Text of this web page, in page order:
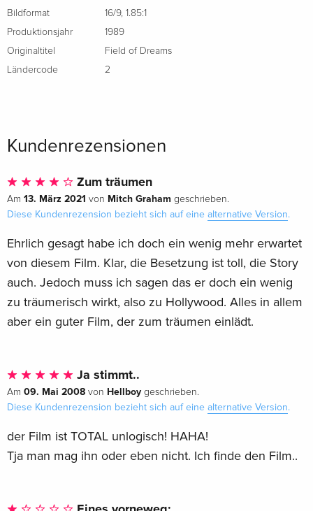
Bildformat
16/9, 1.85:1
Produktionsjahr
1989
Originaltitel
Field of Dreams
Ländercode
2
Kundenrezensionen
Zum träumen
Am 13. März 2021 von Mitch Graham geschrieben.
Diese Kundenrezension bezieht sich auf eine alternative Version.
Ehrlich gesagt habe ich doch ein wenig mehr erwartet
von diesem Film. Klar, die Besetzung ist toll, die Story
auch. Jedoch muss ich sagen das er doch ein wenig
zu träumerisch wirkt, also zu Hollywood. Alles in allem
aber ein guter Film, der zum träumen einlädt.
Ja stimmt..
Am 09. Mai 2008 von Hellboy geschrieben.
Diese Kundenrezension bezieht sich auf eine alternative Version.
der Film ist TOTAL unlogisch! HAHA!
Tja man mag ihn oder eben nicht. Ich finde den Film..